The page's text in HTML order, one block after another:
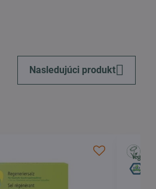
Nasledujúci produkt